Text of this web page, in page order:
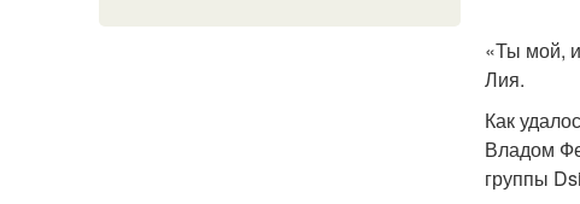
«Ты мой,
Лия.
Как
Владом
группы